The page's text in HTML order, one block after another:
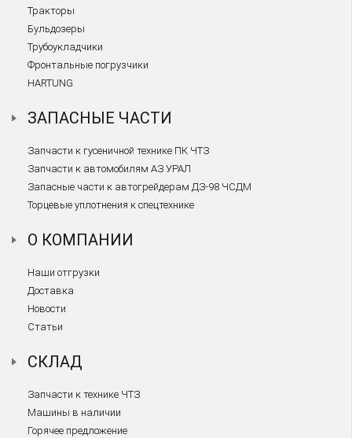
Тракторы
Бульдозеры
Трубоукладчики
Фронтальные погрузчики
HARTUNG
ЗАПАСНЫЕ ЧАСТИ
Запчасти к гусеничной технике ПК ЧТЗ
Запчасти к автомобилям АЗ УРАЛ
Запасные части к автогрейдерам ДЗ-98 ЧСДМ
Торцевые уплотнения к спецтехнике
О КОМПАНИИ
Наши отгрузки
Доставка
Новости
Статьи
СКЛАД
Запчасти к технике ЧТЗ
Машины в наличии
Горячее предложение